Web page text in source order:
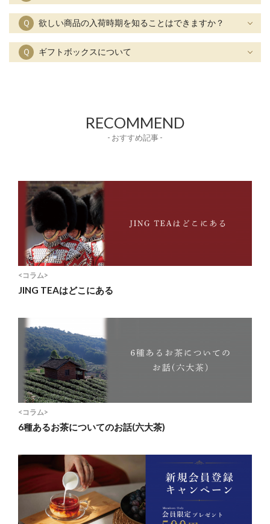
Ｑ 欲しい商品の入荷時期を知ることはできますか？
Ｑ ギフトボックスについて
RECOMMEND
- おすすめ記事 -
<コラム>
JING TEAはどこにある
<コラム>
6種あるお茶についてのお話(六大茶)